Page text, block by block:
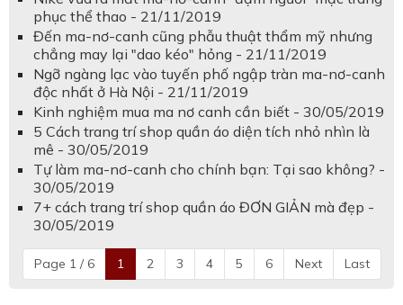
phục thể thao - 21/11/2019
Đến ma-nơ-canh cũng phẫu thuật thẩm mỹ nhưng
chẳng may lại "dao kéo" hỏng - 21/11/2019
Ngỡ ngàng lạc vào tuyến phố ngập tràn ma-nơ-canh
độc nhất ở Hà Nội - 21/11/2019
Kinh nghiệm mua ma nơ canh cần biết - 30/05/2019
5 Cách trang trí shop quần áo diện tích nhỏ nhìn là
mê - 30/05/2019
Tự làm ma-nơ-canh cho chính bạn: Tại sao không? -
30/05/2019
7+ cách trang trí shop quần áo ĐƠN GIẢN mà đẹp -
30/05/2019
Page 1 / 6 1 2 3 4 5 6 Next Last